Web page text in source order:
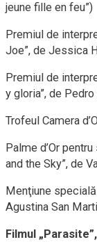
jeune fille en feu”)
Premiul de
Joe”, de Jessica
Premiul de
y gloria”, de
Trofeul Camera
Palme d’Or
and the Sky”, de
Menţiune
Agustina San
Filmul